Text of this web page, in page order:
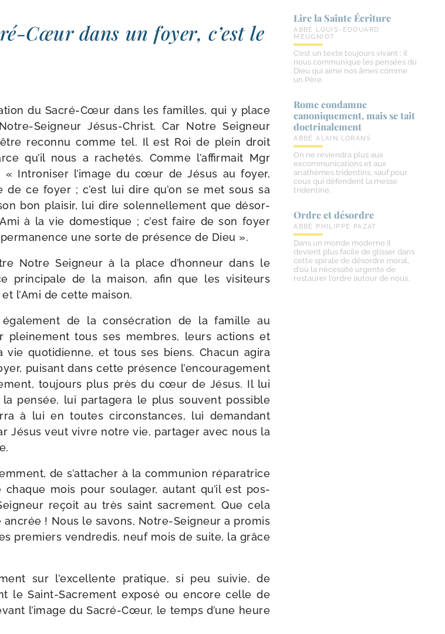
​Cœur dans un foyer, c’est le
du Sacré-​Cœur dans les familles, qui y place
​Seigneur Jésus-​Christ. Car Notre Seigneur
recon­nu comme tel. Il est Roi de plein droit
qu’il nous a rache­tés. Comme l’affirmait Mgr
« Introniser l’image du cœur de Jésus au foyer,
de ce foyer ; c’est lui dire qu’on se met sous sa
bon plai­sir, lui dire solen­nel­le­ment que désor­
à la vie domes­tique ; c’est faire de son foyer
une sorte de pré­sence de Dieu ».
Notre Seigneur à la place d’honneur dans le
prin­ci­pale de la mai­son, afin que les visi­teurs
l’Ami de cette maison.
éga­le­ment de la consé­cra­tion de la famille au
tous ses membres, leurs actions et
vie quo­ti­dienne, et tous ses biens. Chacun agi­ra
pui­sant dans cette pré­sence l’encouragement
tou­jours plus près du cœur de Jésus. Il lui
pen­sée, lui par­ta­ge­ra le plus sou­vent pos­sible
à lui en toutes cir­cons­tances, lui deman­dant
Jésus veut vivre notre vie, par­ta­ger avec nous la
de s’attacher à la com­mu­nion répa­ra­trice
mois pour sou­la­ger, autant qu’il est pos­
reçoit au très saint sacre­ment. Que cela
! Nous le savons, Notre-​Seigneur a pro­mis
pre­miers ven­dre­dis, neuf mois de suite, la grâce
sur l’excellente pra­tique, si peu sui­vie, de
le Saint-​Sacrement expo­sé ou encore celle de
l’image du Sacré-​Cœur, le temps d’une heure
Lire la Sainte Écriture
ABBÉ LOUIS-EDOUARD
MEUGNIOT
C’est un texte toujours vivant ; il
nous communique les pensées du
Dieu qui aime nos âmes comme
un Père.
Rome condamne
canoniquement, mais se tait
doctrinalement
ABBÉ ALAIN LORANS
On ne reviendra plus aux
excommunications et aux
anathèmes tridentins, sauf pour
ceux qui défendent la messe
tridentine.
Ordre et désordre
ABBÉ PHILIPPE PAZAT
Dans un monde moderne il
devient plus facile de glisser dans
cette spirale de désordre moral,
d’où la nécessité urgente de
restaurer l’ordre autour de nous.